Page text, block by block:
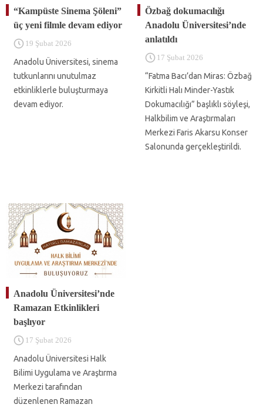
“Kampüste Sinema Şöleni”
üç yeni filmle devam ediyor
19 Şubat 2026
Anadolu Üniversitesi, sinema
tutkunlarını unutulmaz
etkinliklerle buluşturmaya
devam ediyor.
Özbağ dokumacılığı
Anadolu Üniversitesi’nde
anlatıldı
17 Şubat 2026
“Fatma Bacı’dan Miras: Özbağ
Kirkitli Halı Minder-Yastık
Dokumacılığı” başlıklı söyleşi,
Halkbilim ve Araştırmaları
Merkezi Faris Akarsu Konser
Salonunda gerçekleştirildi.
Anadolu Üniversitesi’nde
Ramazan Etkinlikleri
başlıyor
17 Şubat 2026
Anadolu Üniversitesi Halk
Bilimi Uygulama ve Araştırma
Merkezi tarafından
düzenlenen Ramazan